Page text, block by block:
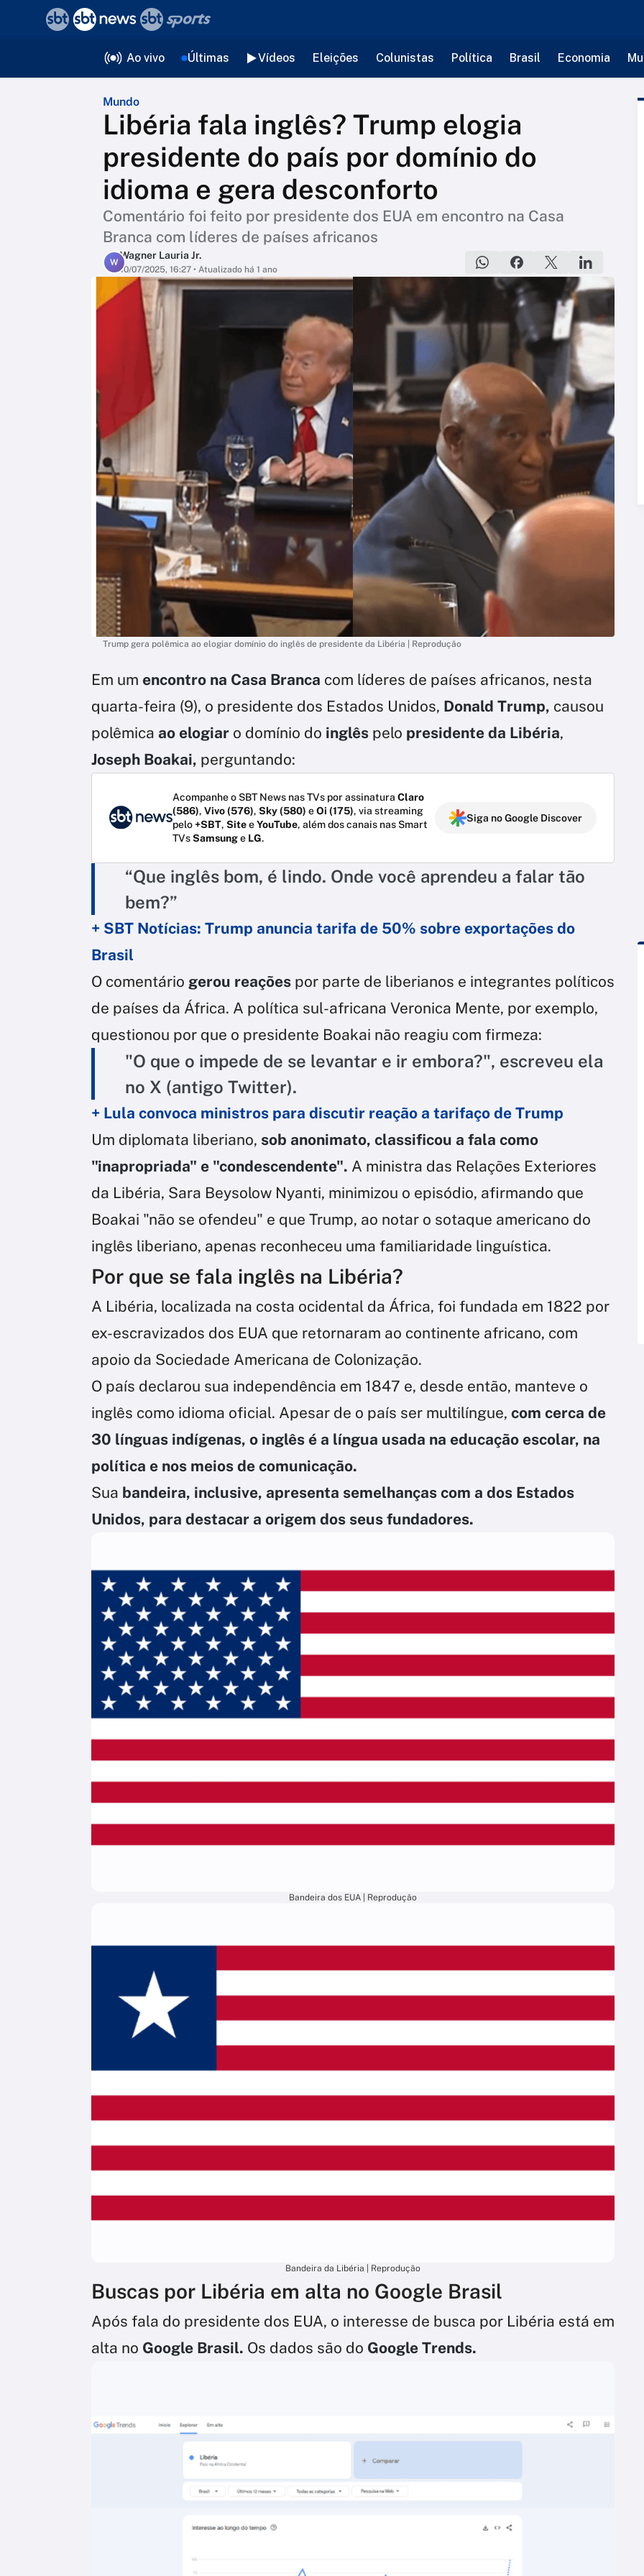
Ao vivo Últimas Vídeos Eleições Colunistas Política Brasil Economia
Mundo
Libéria fala inglês? Trump elogia
presidente do país por domínio do
idioma e gera desconforto
Comentário foi feito por presidente dos EUA em encontro na Casa
Branca com líderes de países africanos
W
Wagner Lauria Jr.
10/07/2025, 16:27 • Atualizado há 1 ano
Trump gera polêmica ao elogiar domínio do inglês de presidente da Libéria | Reprodução
Em um encontro na Casa Branca com líderes de países africanos, nesta
quarta-feira (9), o presidente dos Estados Unidos, Donald Trump, causou
polêmica ao elogiar o domínio do inglês pelo presidente da Libéria,
Joseph Boakai, perguntando:
Acompanhe o SBT News nas TVs por assinatura Claro
(586), Vivo (576), Sky (580) eOi (175), via streaming
pelo+SBT, SiteeYouTube, além dos canais nas Smart
TVsSamsunge LG.
Siga no Google Discover
“Que inglês bom, é lindo. Onde você aprendeu a falar tão
bem?”
+ SBT Notícias: Trump anuncia tarifa de 50% sobre exportações do
Brasil
O comentário gerou reações por parte de liberianos e integrantes políticos
de países da África. A política sul-africana Veronica Mente, por exemplo,
questionou por que o presidente Boakai não reagiu com firmeza:
"O que o impede de se levantar e ir embora?", escreveu ela
no X (antigo Twitter).
+ Lula convoca ministros para discutir reação a tarifaço de Trump
Um diplomata liberiano, sob anonimato, classificou a fala como
"inapropriada" e "condescendente". A ministra das Relações Exteriores
da Libéria, Sara Beysolow Nyanti, minimizou o episódio, afirmando que
Boakai "não se ofendeu" e que Trump, ao notar o sotaque americano do
inglês liberiano, apenas reconheceu uma familiaridade linguística.
Por que se fala inglês na Libéria?
A Libéria, localizada na costa ocidental da África, foi fundada em 1822 por
ex-escravizados dos EUA que retornaram ao continente africano, com
apoio da Sociedade Americana de Colonização.
O país declarou sua independência em 1847 e, desde então, manteve o
inglês como idioma oficial. Apesar de o país ser multilíngue, com cerca de
30 línguas indígenas, o inglês é a língua usada na educação escolar, na
política e nos meios de comunicação.
Sua bandeira, inclusive, apresenta semelhanças com a dos Estados
Unidos, para destacar a origem dos seus fundadores.
Bandeira dos EUA | Reprodução
Bandeira da Libéria | Reprodução
Buscas por Libéria em alta no Google Brasil
Após fala do presidente dos EUA, o interesse de busca por Libéria está em
alta no Google Brasil. Os dados são do Google Trends.
voltar
Editorias